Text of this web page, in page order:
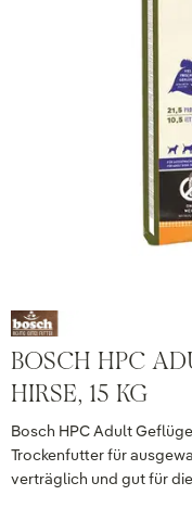
BOSCH HPC
HIRSE, 15 KG
Bosch HPC Adult
Trockenfutter für
verträglich und gut für